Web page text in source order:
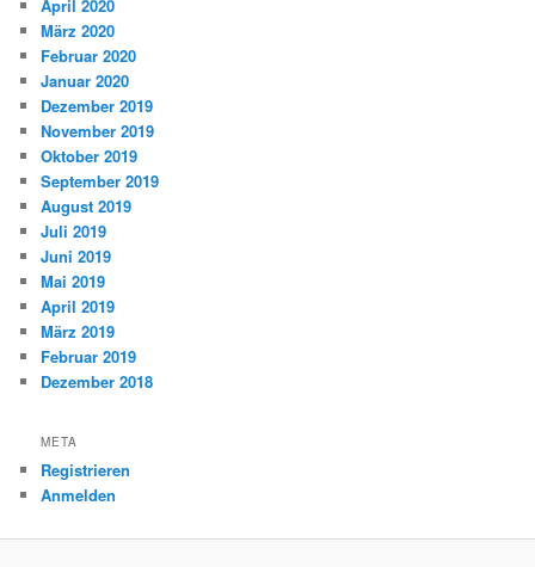
April 2020
März 2020
Februar 2020
Januar 2020
Dezember 2019
November 2019
Oktober 2019
September 2019
August 2019
Juli 2019
Juni 2019
Mai 2019
April 2019
März 2019
Februar 2019
Dezember 2018
META
Registrieren
Anmelden